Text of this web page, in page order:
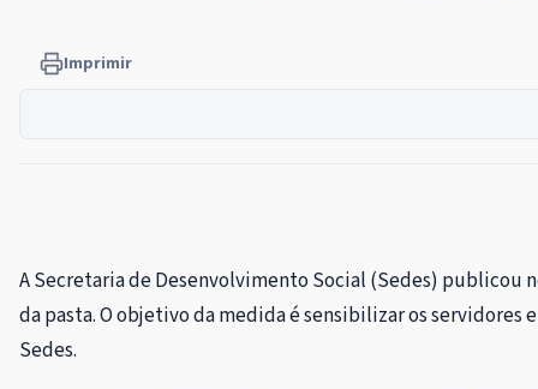
Imprimir
A Secretaria de Desenvolvimento Social (Sedes) publicou
da pasta. O objetivo da medida é sensibilizar os
Sedes.